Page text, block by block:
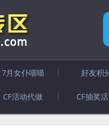
7月女仆喵喵 好友积
CF活动代做 CF抽奖